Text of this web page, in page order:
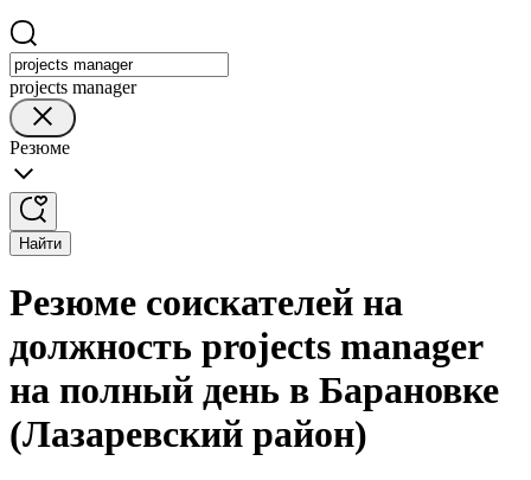
projects manager
Резюме
Найти
Резюме соискателей на
должность projects manager
на полный день в Барановке
(Лазаревский район)